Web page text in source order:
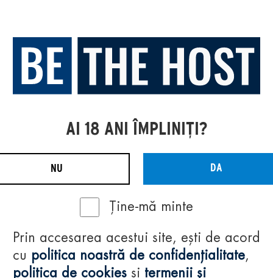
AI 18 ANI ÎMPLINIȚI?
NU DA
Ține-mă minte
Prin accesarea acestui site, ești de acord
cu politica noastră de confidențialitate,
politica de cookies și termenii și